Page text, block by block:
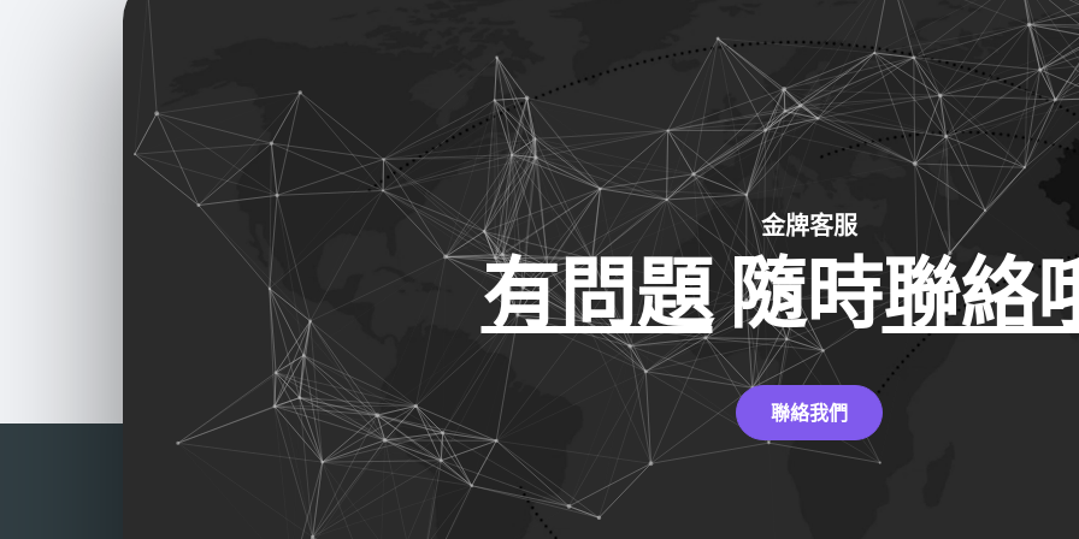
金牌客服
有問題隨時聯絡
聯絡我們